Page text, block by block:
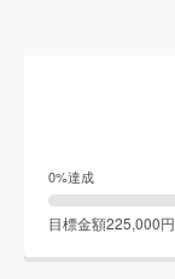
0%達成
目標金額225,000円